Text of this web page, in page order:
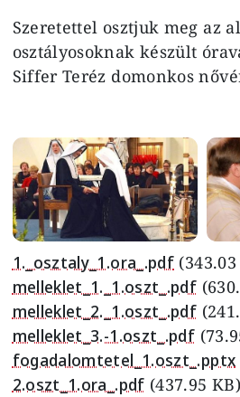
Szeretettel osztjuk meg az
osztályosoknak készült
Siffer Teréz domonkos
Image
1._osztaly_1.ora_.pdf
melleklet_1._1.oszt_.pdf
melleklet_2._1.oszt_.pdf
melleklet_3.-1.oszt_.pdf
fogadalomtetel_1.oszt_.pptx
2.oszt_1.ora_.pdf (437.95 KB)